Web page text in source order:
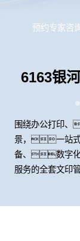
预约专家咨
6163银
围绕办公打印
景，一站式
备、数字
服务的全套文